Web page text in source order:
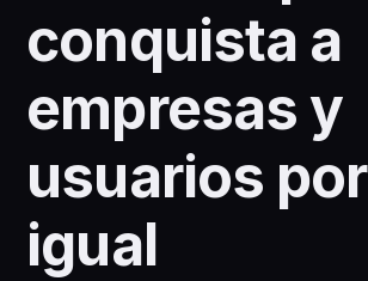
conquista a
empresas y
usuarios por
igual